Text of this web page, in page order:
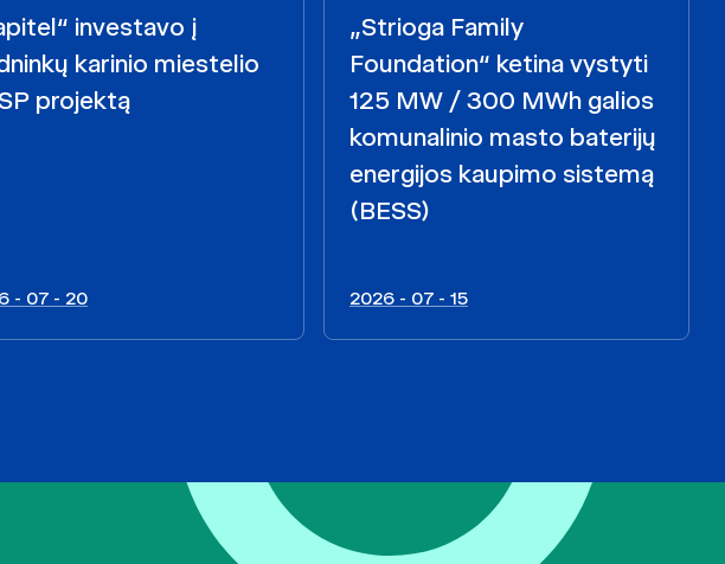
investavo į
karinio miestelio
projektą
- 07 - 20
„Strioga Family
Foundation“ ketina vystyti
125 MW / 300 MWh galios
komunalinio masto baterijų
energijos kaupimo sistemą
(BESS)
2026 - 07 - 15